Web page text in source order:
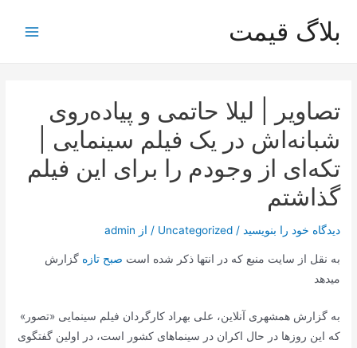
محتوا
بلاگ قیمت
تصاویر | لیلا حاتمی و پیاده‌روی
شبانه‌اش در یک فیلم سینمایی |
تکه‌ای از وجودم را برای این فیلم
گذاشتم
دیدگاه‌ خود را بنویسید /
Uncategorized / از admin
به نقل از سایت منبع که در انتها ذکر شده است صبح تازه گزارش
میدهد
به گزارش همشهری آنلاین، علی بهراد کارگردان فیلم سینمایی «تصور»
که این روزها در حال اکران در سینماهای کشور است، در اولین گفتگوی